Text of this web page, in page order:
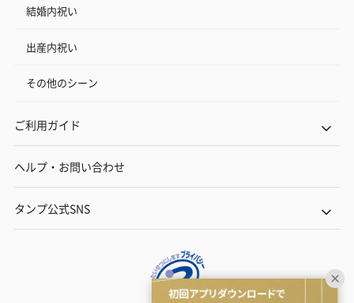
結婚内祝い
出産内祝い
その他のシーン
ご利用ガイド
ヘルプ・お問い合わせ
タンプ公式SNS